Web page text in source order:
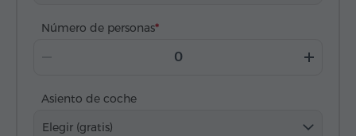
Número de personas
Asiento de coche
Elegir (gratis)